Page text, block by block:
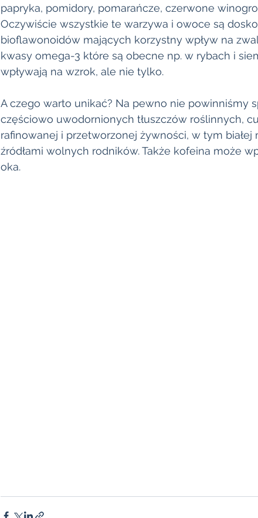
papryka, pomidory, pomarańcze, czerwone
Oczywiście wszystkie te warzywa i owoce są
bioflawonoidów mających korzystny wpływ na
kwasy omega-3 które są obecne np. w rybach i
wpływają na wzrok, ale nie tylko.
A czego warto unikać? Na pewno nie powinniśmy
częściowo uwodornionych tłuszczów roślinnych,
rafinowanej i przetworzonej żywności, w tym białej
źródłami wolnych rodników. Także kofeina może
oka.